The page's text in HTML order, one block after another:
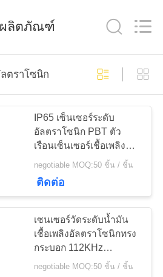
องแปลง
อัลตราโซ
ทางการ
เสียง
41
ผลิตภัณฑ์
ตราโซนิก
IP65 เซ็นเซอร์ระดับ
อัลตราโซนิก PBT ตัว
เรือนเซ็นเซอร์เชื้อเพลิง
อัลตราโซนิกพร้อมสาย
negotiable MOQ:50 ชิ้น / ชิ้น
ติดต่อ
เซนเซอร์วัดระดับน้ำมัน
เชื้อเพลิงอัลตราโซนิกทรง
กระบอก 112KHz
โครงสร้างแข็งแรงทนทาน
negotiable MOQ:50 ชิ้น / ชิ้น